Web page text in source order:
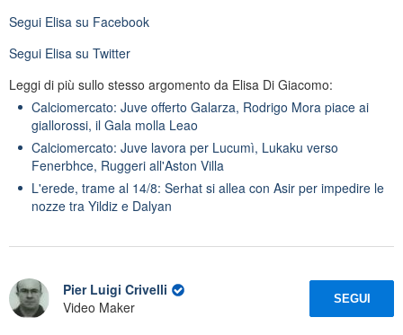
Segui Elisa su Facebook
Segui Elisa su Twitter
Leggi di più sullo stesso argomento da Elisa Di Giacomo:
Calciomercato: Juve offerto Galarza, Rodrigo Mora piace ai
giallorossi, il Gala molla Leao
Calciomercato: Juve lavora per Lucumì, Lukaku verso
Fenerbhce, Ruggeri all'Aston Villa
L'erede, trame al 14/8: Serhat si allea con Asir per impedire le
nozze tra Yildiz e Dalyan
Pier Luigi Crivelli
Video Maker
SEGUI